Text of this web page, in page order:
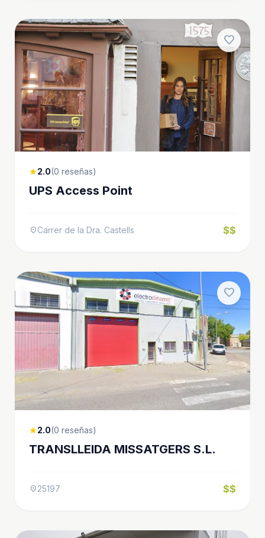
favorite
star2.0(0 reseñas)
UPS Access Point
location_onCarrer de la Dra. Castells $$
favorite
star2.0(0 reseñas)
TRANSLLEIDA MISSATGERS S.L.
location_on25197 $$